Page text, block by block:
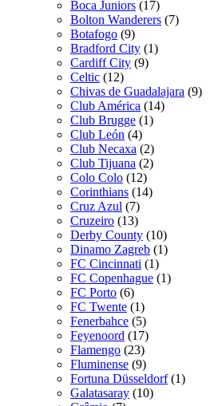
Boca Juniors (17)
Bolton Wanderers (7)
Botafogo (9)
Bradford City (1)
Cardiff City (9)
Celtic (12)
Chivas de Guadalajara (9)
Club América (14)
Club Brugge (1)
Club León (4)
Club Necaxa (2)
Club Tijuana (2)
Colo Colo (12)
Corinthians (14)
Cruz Azul (7)
Cruzeiro (13)
Derby County (10)
Dinamo Zagreb (1)
FC Cincinnati (1)
FC Copenhague (1)
FC Porto (6)
FC Twente (1)
Fenerbahce (5)
Feyenoord (17)
Flamengo (23)
Fluminense (9)
Fortuna Düsseldorf (1)
Galatasaray (10)